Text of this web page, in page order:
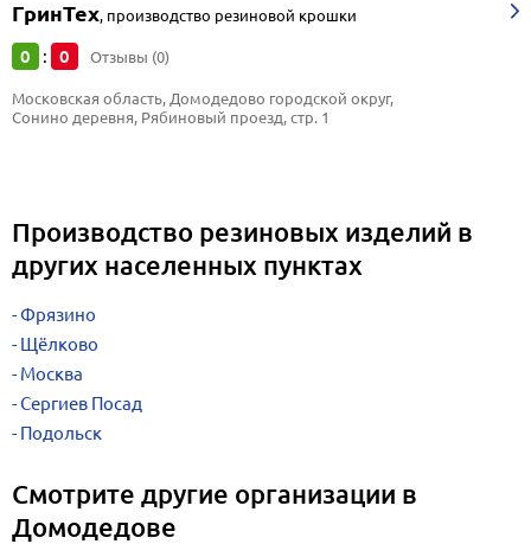
ГринТех, производство резиновой крошки
0 : 0 Отзывы (0)
Московская область, Домодедово городской округ,
Сонино деревня, Рябиновый проезд, стр. 1
Производство резиновых изделий в
других населенных пунктах
Фрязино
Щёлково
Москва
Сергиев Посад
Подольск
Смотрите другие организации в
Домодедове